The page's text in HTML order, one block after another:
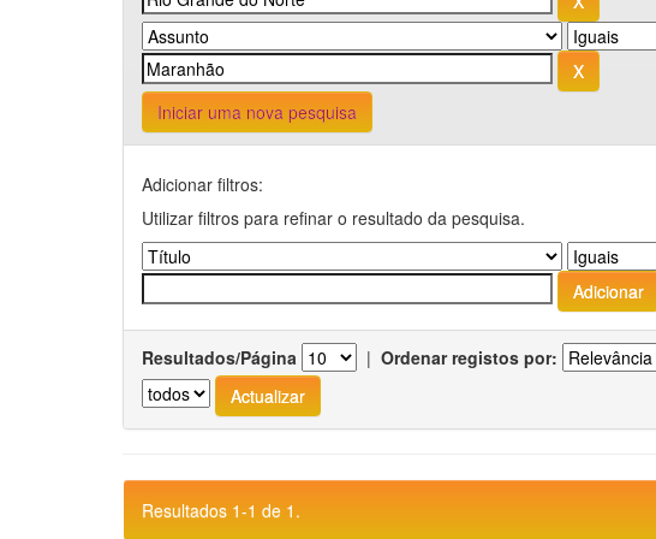
Iniciar uma nova pesquisa
Adicionar filtros:
Utilizar filtros para refinar o resultado da pesquisa.
Resultados/Página | Ordenar registos por:
Resultados 1-1 de 1.